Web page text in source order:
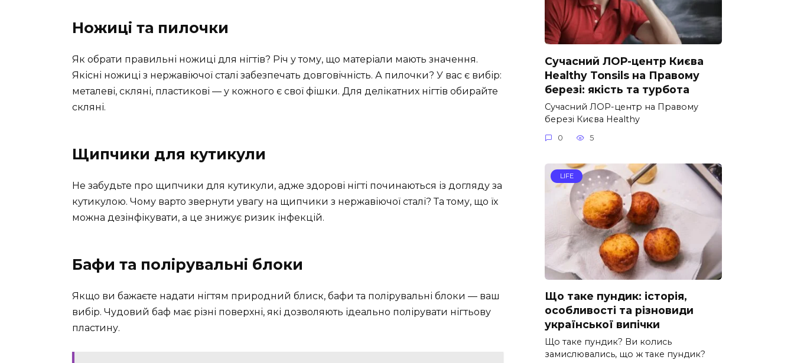
Ножиці та пилочки
Як обрати правильні ножиці для нігтів? Річ у тому, що матеріали мають значення.
Якісні ножиці з нержавіючої сталі забезпечать довговічність. А пилочки? У вас є вибір:
металеві, скляні, пластикові — у кожного є свої фішки. Для делікатних нігтів обирайте
скляні.
Щипчики для кутикули
Не забудьте про щипчики для кутикули, адже здорові нігті починаються із догляду за
кутикулою. Чому варто звернути увагу на щипчики з нержавіючої сталі? Та тому, що їх
можна дезінфікувати, а це знижує ризик інфекцій.
Бафи та полірувальні блоки
Якщо ви бажаєте надати нігтям природний блиск, бафи та полірувальні блоки — ваш
вибір. Чудовий баф має різні поверхні, які дозволяють ідеально полірувати нігтьову
пластину.
Сучасний ЛОР-центр Києва
Healthy Tonsils на Правому
березі: якість та турбота
Сучасний ЛОР-центр на Правому
березі Києва Healthy
0 5
LIFE
Що таке пундик: історія,
особливості та різновиди
української випічки
Що таке пундик? Ви колись
замислювались, що ж таке пундик?